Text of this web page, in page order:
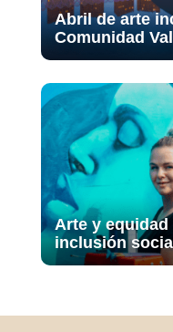
Abril de arte
Comunidad
Arte y equidad
inclusión